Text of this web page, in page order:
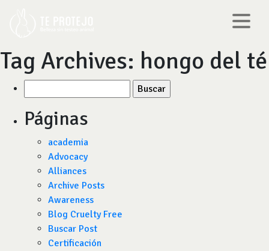
Tag Archives: hongo del té
por:
Páginas
academia
Advocacy
Alliances
Archive Posts
Awareness
Blog Cruelty Free
Buscar Post
Certificación